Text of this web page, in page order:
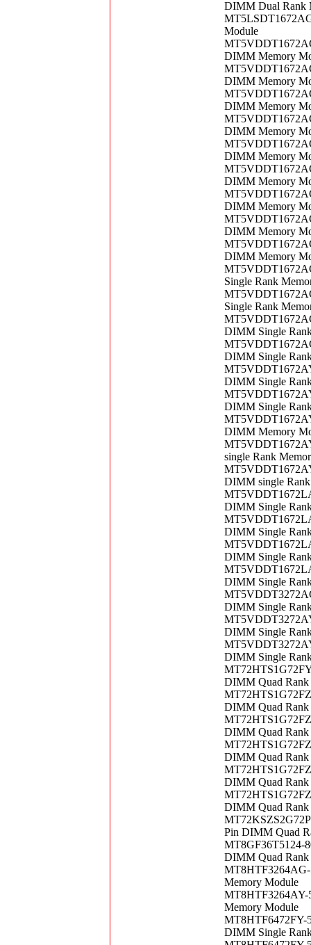
DIMM Dual Rank
Module
DIMM Memory
DIMM Memory
DIMM Memory
DIMM Memory
DIMM Memory
DIMM Memory
DIMM Memory
DIMM Memory
DIMM Memory
Single Rank
Single Rank
DIMM Single
DIMM Single
DIMM Single
DIMM Single
DIMM Memory
single Rank
DIMM single
DIMM Single
DIMM Single
DIMM Single
DIMM Single
DIMM Single
DIMM Single
DIMM Single
DIMM Quad
DIMM Quad
DIMM Quad
DIMM Quad
DIMM Quad
DIMM Quad
Pin DIMM Quad
MT8GF36T5124-
DIMM Quad
Memory Module
MT8HTF3264AY-
Memory Module
MT8HTF6472FY-
DIMM Single